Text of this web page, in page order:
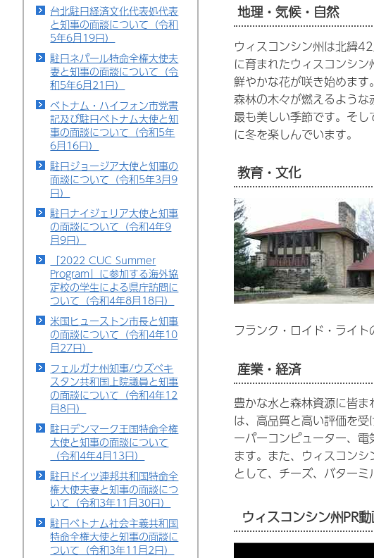
台北駐日経済文化代表処代表
と知事の面談について（令和
5年6月19日）
駐日ネパール特命全権大使夫
妻と知事の面談について（令
和5年6月21日）
ベトナム・ハイフォン市党書
記及び駐日ベトナム大使と知
事の面談について（令和5年
6月16日）
駐日ジョージア大使と知事の
面談について（令和5年3月9
日）
駐日ナイジェリア大使と知事
の面談について（令和4年9
月9日）
「2022 CUC Summer
Program」に参加する海外協
定校の学生による県庁訪問に
ついて（令和4年8月18日）
米国ヒューストン市長と知事
の面談について（令和4年10
月27日）
フェルガナ州知事/ウズベキ
スタン共和国上院議員と知事
の面談について（令和4年12
月8日）
駐日デンマーク王国特命全権
大使と知事の面談について
（令和4年4月13日）
駐日ドイツ連邦共和国特命全
権大使夫妻と知事の面談につ
いて（令和3年11月30日）
駐日ベトナム社会主義共和国
特命全権大使と知事の面談に
ついて（令和3年11月2日）
地理・気候・自然
ウィスコンシン州は北緯
に育まれたウィスコンシ
鮮やかな花が咲き始めま
森林の木々が燃えるよう
最も美しい季節です。そ
に冬を楽しんでいます。
教育・文化
フランク・ロイド・ライ
産業・経済
豊かな水と森林資源に皆
は、高品質と高い評価を
ーパーコンピューター、
ます。また、ウィスコン
として、チーズ、バターミ
ウィスコンシン州PR